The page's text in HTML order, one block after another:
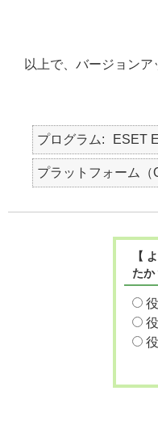
以上で、バージョンア
プログラム ESET
プラットフォーム（
【
たか